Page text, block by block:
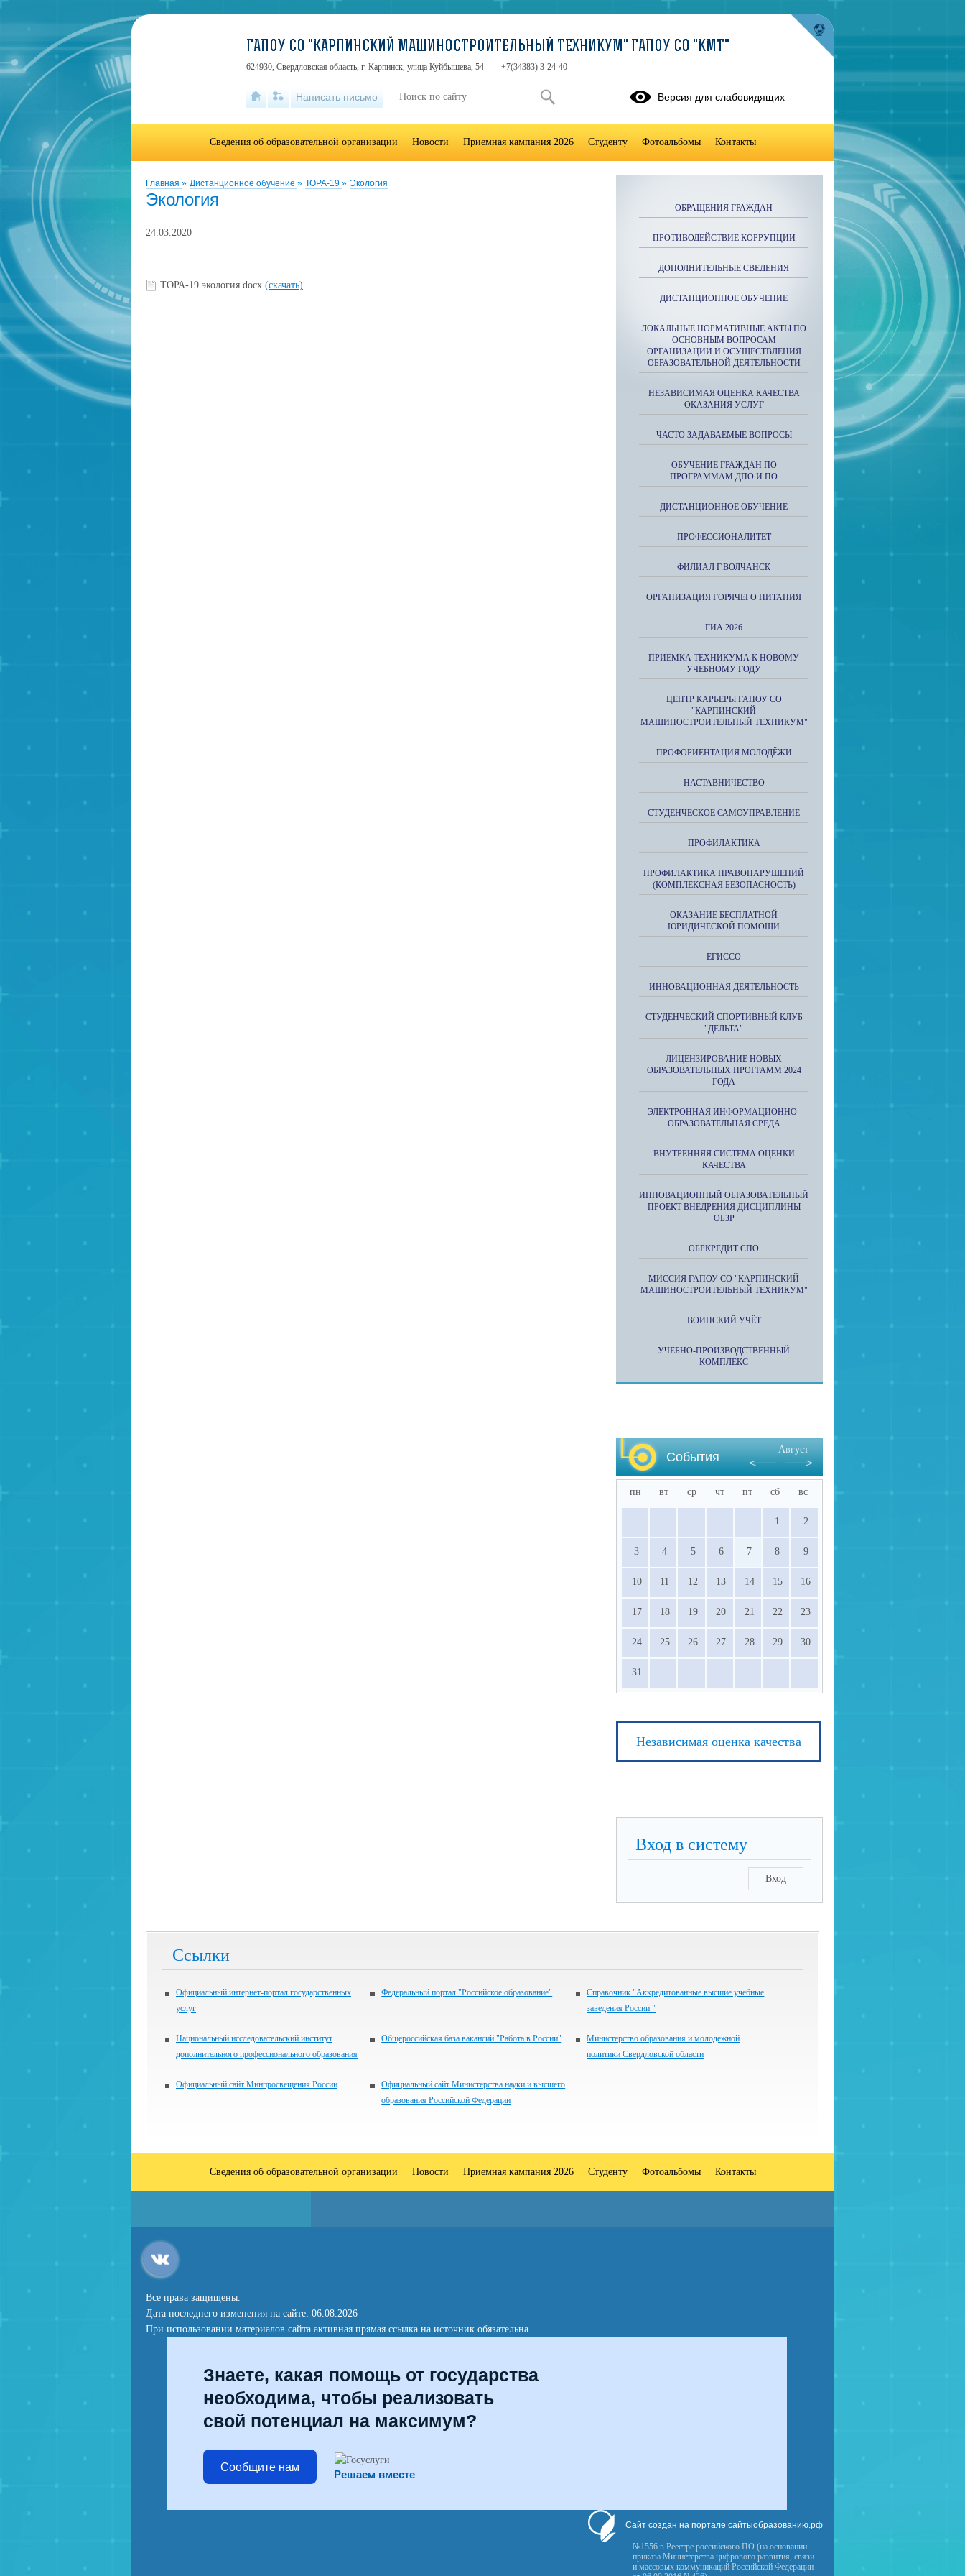
Главная » Дистанционное обучение » ТОРА-19 » Экология
Экология
24.03.2020
ТОРА-19 экология.docx (скачать)
ОБРАЩЕНИЯ ГРАЖДАН
ПРОТИВОДЕЙСТВИЕ КОРРУПЦИИ
ДОПОЛНИТЕЛЬНЫЕ СВЕДЕНИЯ
ДИСТАНЦИОННОЕ ОБУЧЕНИЕ
ЛОКАЛЬНЫЕ НОРМАТИВНЫЕ АКТЫ ПО
ОСНОВНЫМ ВОПРОСАМ
ОРГАНИЗАЦИИ И ОСУЩЕСТВЛЕНИЯ
ОБРАЗОВАТЕЛЬНОЙ ДЕЯТЕЛЬНОСТИ
НЕЗАВИСИМАЯ ОЦЕНКА КАЧЕСТВА
ОКАЗАНИЯ УСЛУГ
ЧАСТО ЗАДАВАЕМЫЕ ВОПРОСЫ
ОБУЧЕНИЕ ГРАЖДАН ПО
ПРОГРАММАМ ДПО И ПО
ДИСТАНЦИОННОЕ ОБУЧЕНИЕ
ПРОФЕССИОНАЛИТЕТ
ФИЛИАЛ Г.ВОЛЧАНСК
ОРГАНИЗАЦИЯ ГОРЯЧЕГО ПИТАНИЯ
ГИА 2026
ПРИЕМКА ТЕХНИКУМА К НОВОМУ
УЧЕБНОМУ ГОДУ
ЦЕНТР КАРЬЕРЫ ГАПОУ СО
"КАРПИНСКИЙ
МАШИНОСТРОИТЕЛЬНЫЙ ТЕХНИКУМ"
ПРОФОРИЕНТАЦИЯ МОЛОДЁЖИ
НАСТАВНИЧЕСТВО
СТУДЕНЧЕСКОЕ САМОУПРАВЛЕНИЕ
ПРОФИЛАКТИКА
ПРОФИЛАКТИКА ПРАВОНАРУШЕНИЙ
(КОМПЛЕКСНАЯ БЕЗОПАСНОСТЬ)
ОКАЗАНИЕ БЕСПЛАТНОЙ
ЮРИДИЧЕСКОЙ ПОМОЩИ
ЕГИССО
ИННОВАЦИОННАЯ ДЕЯТЕЛЬНОСТЬ
СТУДЕНЧЕСКИЙ СПОРТИВНЫЙ КЛУБ
"ДЕЛЬТА"
ЛИЦЕНЗИРОВАНИЕ НОВЫХ
ОБРАЗОВАТЕЛЬНЫХ ПРОГРАММ 2024
ГОДА
ЭЛЕКТРОННАЯ ИНФОРМАЦИОННО-
ОБРАЗОВАТЕЛЬНАЯ СРЕДА
ВНУТРЕННЯЯ СИСТЕМА ОЦЕНКИ
КАЧЕСТВА
ИННОВАЦИОННЫЙ ОБРАЗОВАТЕЛЬНЫЙ
ПРОЕКТ ВНЕДРЕНИЯ ДИСЦИПЛИНЫ
ОБЗР
ОБРКРЕДИТ СПО
МИССИЯ ГАПОУ СО "КАРПИНСКИЙ
МАШИНОСТРОИТЕЛЬНЫЙ ТЕХНИКУМ"
ВОИНСКИЙ УЧЁТ
УЧЕБНО-ПРОИЗВОДСТВЕННЫЙ
КОМПЛЕКС
События
Август
пн вт ср чт пт сб вс
1 2
3 4 5 6 7 8 9
10 11 12 13 14 15 16
17 18 19 20 21 22 23
24 25 26 27 28 29 30
31
Независимая оценка качества
Вход в систему
Вход
Ссылки
Официальный интернет-портал государственных
услуг
Федеральный портал "Российское образование"
Справочник "Аккредитованные высшие учебные
заведения России "
Национальный исследовательский институт
дополнительного профессионального образования
Общероссийская база вакансий "Работа в России"
Министерство образования и молодежной
политики Свердловской области
Официальный сайт Минпросвещения России
Официальный сайт Министерства науки и высшего
образования Российской Федерации
ГАПОУ СО "КАРПИНСКИЙ МАШИНОСТРОИТЕЛЬНЫЙ ТЕХНИКУМ" ГАПОУ СО "КМТ"
624930, Свердловская область, г. Карпинск, улица Куйбышева, 54 +7(34383) 3-24-40
Написать письмо Версия для слабовидящих
Сведения об образовательной организации Новости Приемная кампания 2026 Студенту Фотоальбомы Контакты
Сведения об образовательной организации Новости Приемная кампания 2026 Студенту Фотоальбомы Контакты
Все права защищены.
Дата последнего изменения на сайте: 06.08.2026
При использовании материалов сайта активная прямая ссылка на источник обязательна
Знаете, какая помощь от государства
необходима, чтобы реализовать
свой потенциал на максимум?
Сообщите нам
Решаем вместе
Сайт создан на портале сайтыобразованию.рф
№1556 в Реестре российского ПО (на основании
приказа Министерства цифрового развития, связи
и массовых коммуникаций Российской Федерации